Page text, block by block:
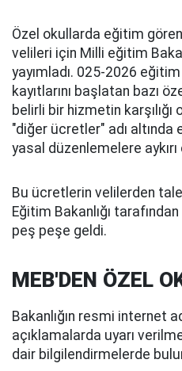
Özel okullarda eğitim
velileri için Milli eğitim
yayımladı. 025-2026
kayıtlarını başlatan bazı
belirli bir hizmetin
"diğer ücretler" adı
yasal düzenlemelere
Bu ücretlerin velilerden
Eğitim Bakanlığı
peş peşe geldi.
MEB'DEN ÖZEL
Bakanlığın resmi internet
açıklamalarda uyarı
dair bilgilendirmelerde